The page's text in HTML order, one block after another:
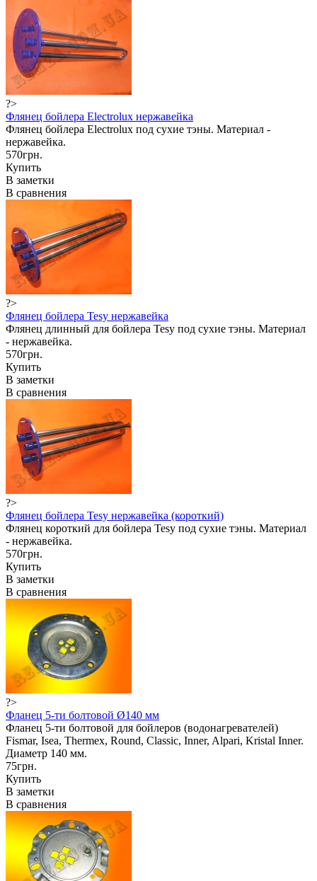
?>
Флянец бойлера Electrolux нержавейка
Флянец бойлера Electrolux под сухие тэны. Материал -
нержавейка.
570грн.
Купить
В заметки
В сравнения
?>
Флянец бойлера Tesy нержавейка
Флянец длинный для бойлера Tesy под сухие тэны. Материал
- нержавейка.
570грн.
Купить
В заметки
В сравнения
?>
Флянец бойлера Tesy нержавейка (короткий)
Флянец короткий для бойлера Tesy под сухие тэны. Материал
- нержавейка.
570грн.
Купить
В заметки
В сравнения
?>
Фланец 5-ти болтовой Ø140 мм
Фланец 5-ти болтовой для бойлеров (водонагревателей)
Fismar, Isea, Thermex, Round, Classic, Inner, Alpari, Kristal Inner.
Диаметр 140 мм.
75грн.
Купить
В заметки
В сравнения